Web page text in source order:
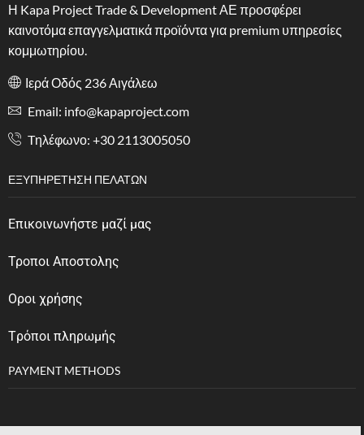
Η Kapa Project Trade & Development ΑΕ προσφέρει
καινοτόμα επαγγελματικά προϊόντα για premium υπηρεσίες
κομμωτηρίου.
Ιερά Οδός 236 Αιγάλεω
Email: info@kapaproject.com
Tηλέφωνο: +30 2113005050
ΕΞΥΠΗΡΈΤΗΣΗ ΠΕΛΑΤΏΝ
Επικοινωνήστε μαζί μας
Τροποι Αποστολης
Οροι χρήσης
Tρόποι πληρωμής
PAYMENT METHODS